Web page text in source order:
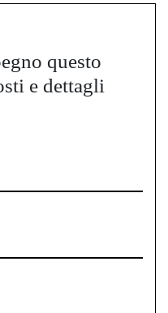
questo
e dettagli